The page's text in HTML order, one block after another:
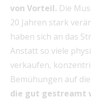
von Vorteil. Die
20 Jahren stark
haben sich an das
Anstatt so viele
verkaufen,
Bemühungen auf
die gut gestreamt